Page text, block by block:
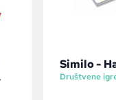
Similo -
Društvene